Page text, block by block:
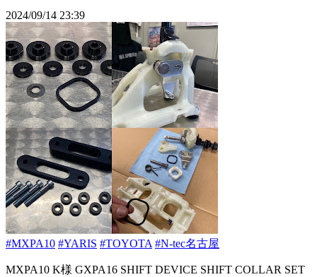
2024/09/14 23:39
#MXPA10 #YARIS #TOYOTA #N-tec名古屋
MXPA10 K様 GXPA16 SHIFT DEVICE SHIFT COLLAR SET